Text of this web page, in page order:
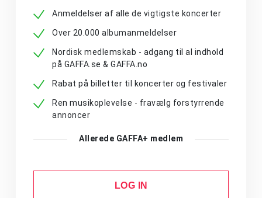
Anmeldelser af alle de vigtigste koncerter
Over 20.000 albumanmeldelser
Nordisk medlemskab - adgang til al indhold
på GAFFA.se & GAFFA.no
Rabat på billetter til koncerter og festivaler
Ren musikoplevelse - fravælg forstyrrende
annoncer
Allerede GAFFA+ medlem
LOG IN